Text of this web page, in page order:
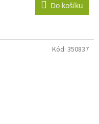
Do košíku
Kód: 350837